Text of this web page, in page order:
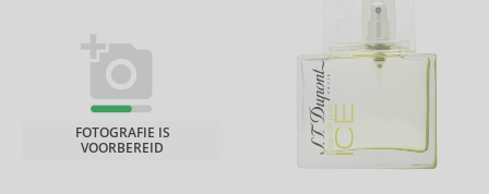
FOTOGRAFIE IS
VOORBEREID